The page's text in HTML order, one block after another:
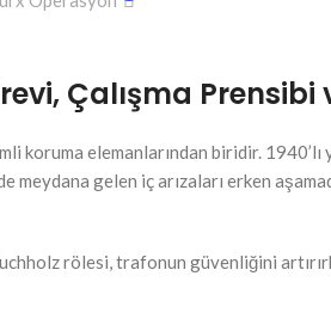
Çalışma Prensibi
koruma elemanlarından biridir. 1940’lı
gelen iç arızaları erken
rölesi, trafonun güvenliğini